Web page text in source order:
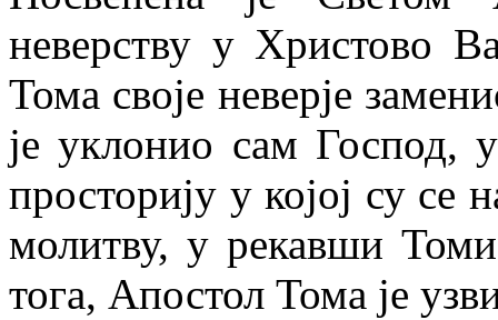
неверству у Христово
Тома своје неверје
је уклонио сам Господ,
просторију у којој су
молитву, у рекавши
тога, Апостол Тома је